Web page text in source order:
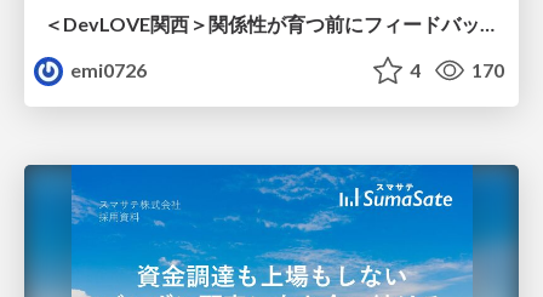
＜DevLOVE関西＞関係性が育つ前にフィードバックを届ける ～関係性が育つのを待てないとき、どう渡すのか～
emi0726
4 170